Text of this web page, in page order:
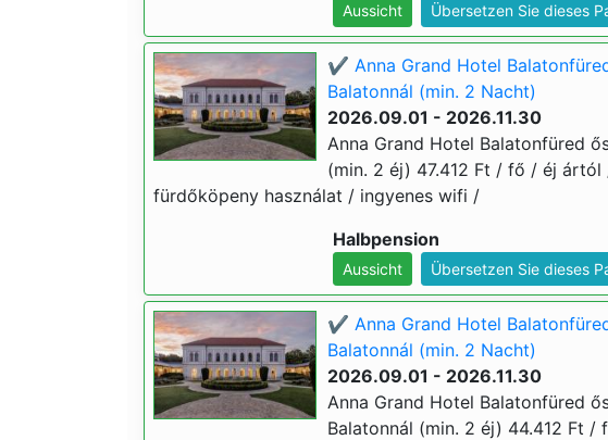
Aussicht Übersetzen Sie dieses
✔️ Anna Grand Hotel
Balatonnál (min. 2 Nacht)
2026.09.01 - 2026.11.30
Anna Grand Hotel Balatonfüred
(min. 2 éj) 47.412 Ft / fő / éj
fürdőköpeny használat / ingyenes wifi /
Halbpension
Aussicht Übersetzen Sie dieses
✔️ Anna Grand Hotel
Balatonnál (min. 2 Nacht)
2026.09.01 - 2026.11.30
Anna Grand Hotel Balatonfüred
Balatonnál (min. 2 éj) 44.412 Ft